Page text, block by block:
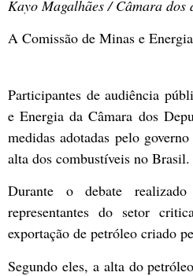
Kayo Magalhães / Câmara dos
A Comissão de Minas e
Participantes de audiência
e Energia da Câmara dos
medidas adotadas pelo
alta dos combustíveis no Brasil.
Durante o debate
representantes do setor
exportação de petróleo criado
Segundo eles, a alta do